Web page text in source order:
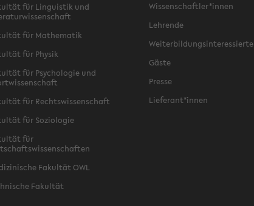
für Linguistik und
für Mathematik
für Physik
für Psychologie und
für Rechtswissenschaft
für Soziologie
für
Fakultät OWL
Fakultät
Wissenschaftler*innen
Lehrende
Weiterbildungsinteressierte
Gäste
Presse
Lieferant*innen